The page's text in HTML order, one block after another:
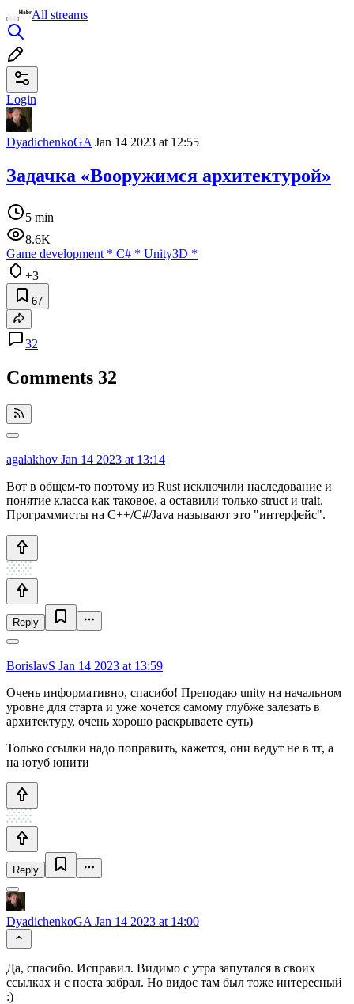
All streams
Login
DyadichenkoGA Jan 14 2023 at 12:55
Задачка «Вооружимся архитектурой»
5 min
8.6K
Game development * C# * Unity3D *
+3
67
32
Comments 32
agalakhov Jan 14 2023 at 13:14
Вот в общем-то поэтому из Rust исключили наследование и
понятие класса как таковое, а оставили только struct и trait.
Программисты на С++/C#/Java называют это "интерфейс".
Reply
BorislavS Jan 14 2023 at 13:59
Очень информативно, спасибо! Преподаю unity на начальном
уровне для старта и уже хочется самому глубже залезать в
архитектуру, очень хорошо раскрываете суть)
Только ссылки надо поправить, кажется, они ведут не в тг, а
на ютуб юнити
Reply
DyadichenkoGA Jan 14 2023 at 14:00
Да, спасибо. Исправил. Видимо с утра запутался в своих
ссылках и с поста забрал. Но видос там был тоже интересный
:)